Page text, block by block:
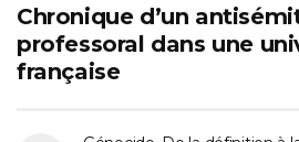
Chronique d’un
professoral dans une
française